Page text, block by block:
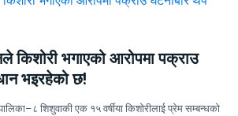
किशोरी भगाएको आरोपमा पक्राउ
भइरहेको छ!
शिशुवाकी एक १५ वर्षीया किशोरीलाई प्रेम सम्बन्धको